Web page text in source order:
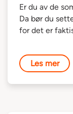
Er du av de
Da bør du
for det er
Les mer